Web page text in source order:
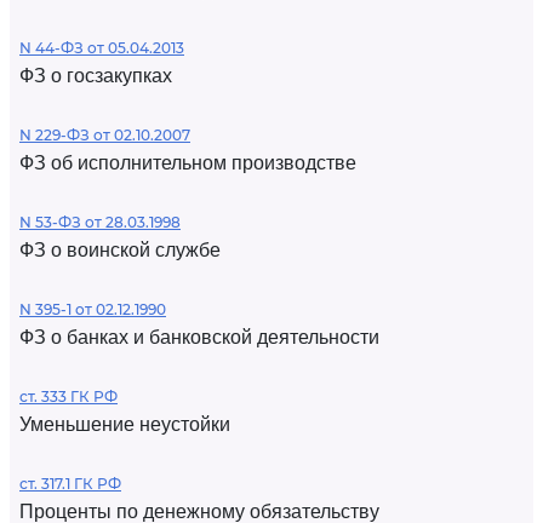
N 44-ФЗ от 05.04.2013
ФЗ о госзакупках
N 229-ФЗ от 02.10.2007
ФЗ об исполнительном производстве
N 53-ФЗ от 28.03.1998
ФЗ о воинской службе
N 395-1 от 02.12.1990
ФЗ о банках и банковской деятельности
ст. 333 ГК РФ
Уменьшение неустойки
ст. 317.1 ГК РФ
Проценты по денежному обязательству